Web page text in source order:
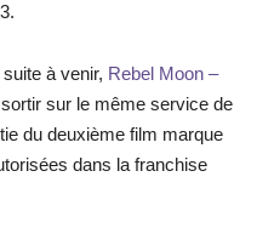
suite à venir, Rebel Moon –
sur le même service de
du deuxième film marque
dans la franchise